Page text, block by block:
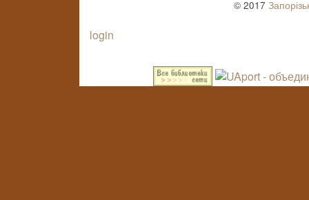
© 2017
login